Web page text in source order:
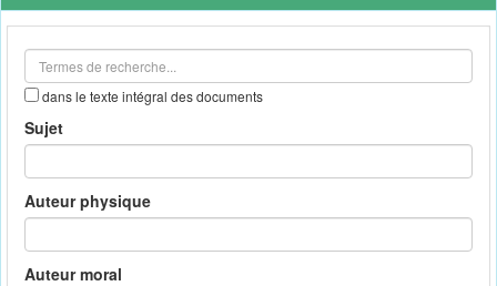
outils
dans le texte intégral des documents
Sujet
Auteur physique
Auteur moral